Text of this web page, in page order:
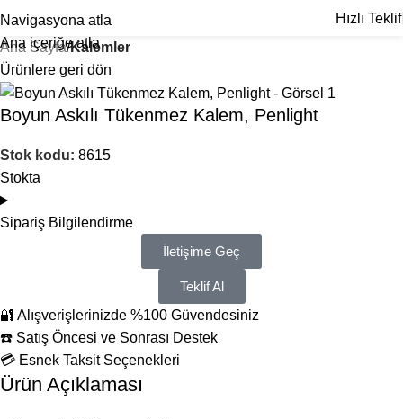
Navigasyona atla
Ana içeriğe atla
Hızlı Teklif
Ana Sayfa Kalemler
Ürünlere geri dön
Boyun Askılı Tükenmez Kalem, Penlight
Stok kodu: 8615
Stokta
Sipariş Bilgilendirme
İletişime Geç
Teklif Al
🔐 Alışverişlerinizde %100 Güvendesiniz
☎️ Satış Öncesi ve Sonrası Destek
💳 Esnek Taksit Seçenekleri
Ürün Açıklaması